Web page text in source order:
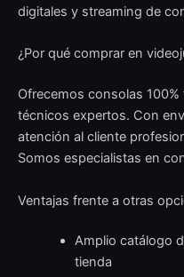
digitales y streaming de
¿Por qué comprar en
Ofrecemos consolas
técnicos expertos. Con
atención al cliente
Somos especialistas en
Ventajas frente a otras
Amplio catálogo
tienda